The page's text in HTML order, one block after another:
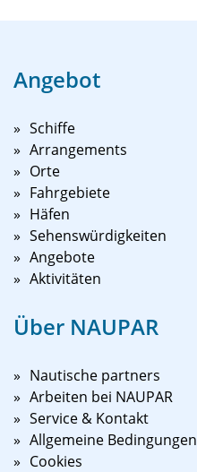
Angebot
Schiffe
Arrangements
Orte
Fahrgebiete
Häfen
Sehenswürdigkeiten
Angebote
Aktivitäten
Über NAUPAR
Nautische partners
Arbeiten bei NAUPAR
Service & Kontakt
Allgemeine Bedingungen
Cookies